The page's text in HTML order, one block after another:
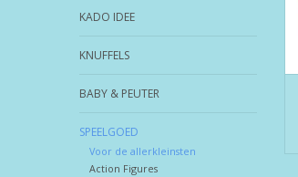
KADO IDEE
KNUFFELS
BABY & PEUTER
SPEELGOED
Voor de allerkleinsten
Action Figures